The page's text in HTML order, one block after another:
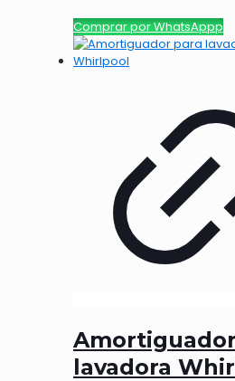
Comprar por WhatsAppp
lavadora